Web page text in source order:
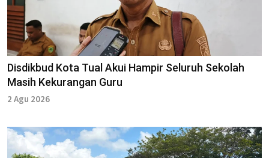
Disdikbud Kota Tual Akui Hampir Seluruh Sekolah
Masih Kekurangan Guru
2 Agu 2026